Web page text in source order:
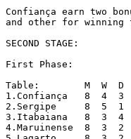
Confiança earn two
and other for winning
SECOND STAGE:
First Phase:
Table:        M  W  D
1.Confiança   8  4
2.Sergipe     8  5  1
3.Itabaiana   8  3  4
4.Maruinense  8  3